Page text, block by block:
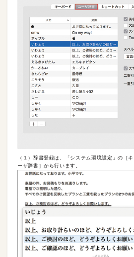
（１）辞書登録は、「システム環境設定」の［
ーザ辞書］から行います。